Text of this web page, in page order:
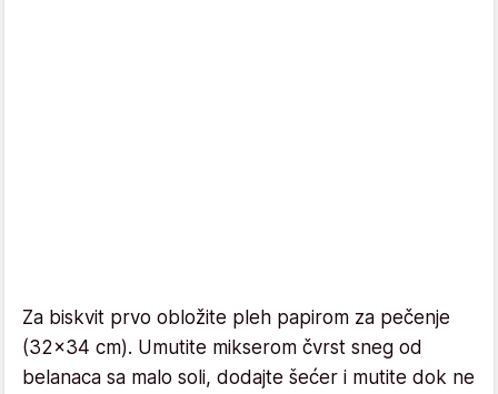
Za biskvit prvo obložite pleh papirom za pečenje
(32x34 cm). Umutite mikserom čvrst sneg od
belanaca sa malo soli, dodajte šećer i mutite dok ne